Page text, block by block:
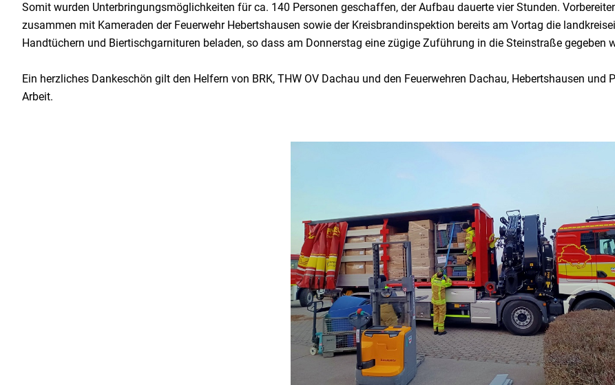
Somit wurden Unterbringungsmöglichkeiten für ca. 140 Personen geschaffen, der Aufbau dauerte vier Stunden.
zusammen mit Kameraden der Feuerwehr Hebertshausen sowie der Kreisbrandinspektion bereits am Vortag die
Handtüchern und Biertischgarnituren beladen, so dass am Donnerstag eine zügige Zuführung in die Steinstraße gegeben
Ein herzliches Dankeschön gilt den Helfern von BRK, THW OV Dachau und den Feuerwehren Dachau, Hebertshausen
Arbeit.